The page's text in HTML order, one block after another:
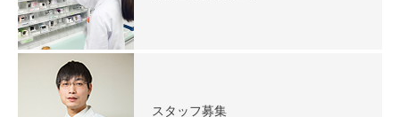
スタッフ募集